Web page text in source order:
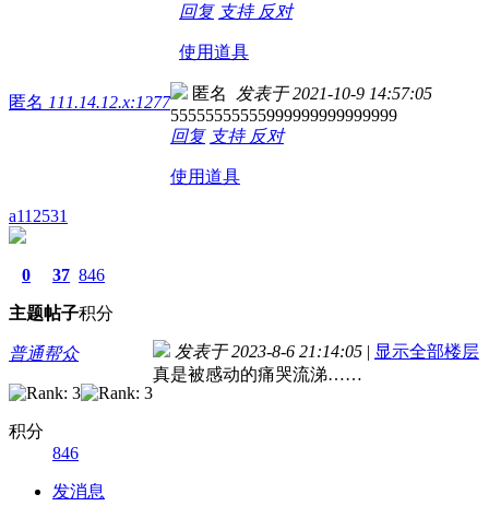
回复 支持 反对
使用道具
匿名 111.14.12.x:1277 匿名 发表于 2021-10-9 14:57:05
55555555555999999999999999
回复 支持 反对
使用道具
a112531
0
主题
37
帖子
846
积分
普通帮众
积分
846
发消息
发表于 2023-8-6 21:14:05 | 显示全部楼层
真是被感动的痛哭流涕……